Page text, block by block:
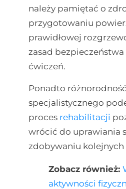
należy pamiętać o
przygotowaniu
prawidłowej
zasad
ćwiczeń.
Ponadto
specjalistycznego
proces rehabilitacji
wrócić do uprawiania
zdobywaniu kolejnych
Zobacz również:
aktywności